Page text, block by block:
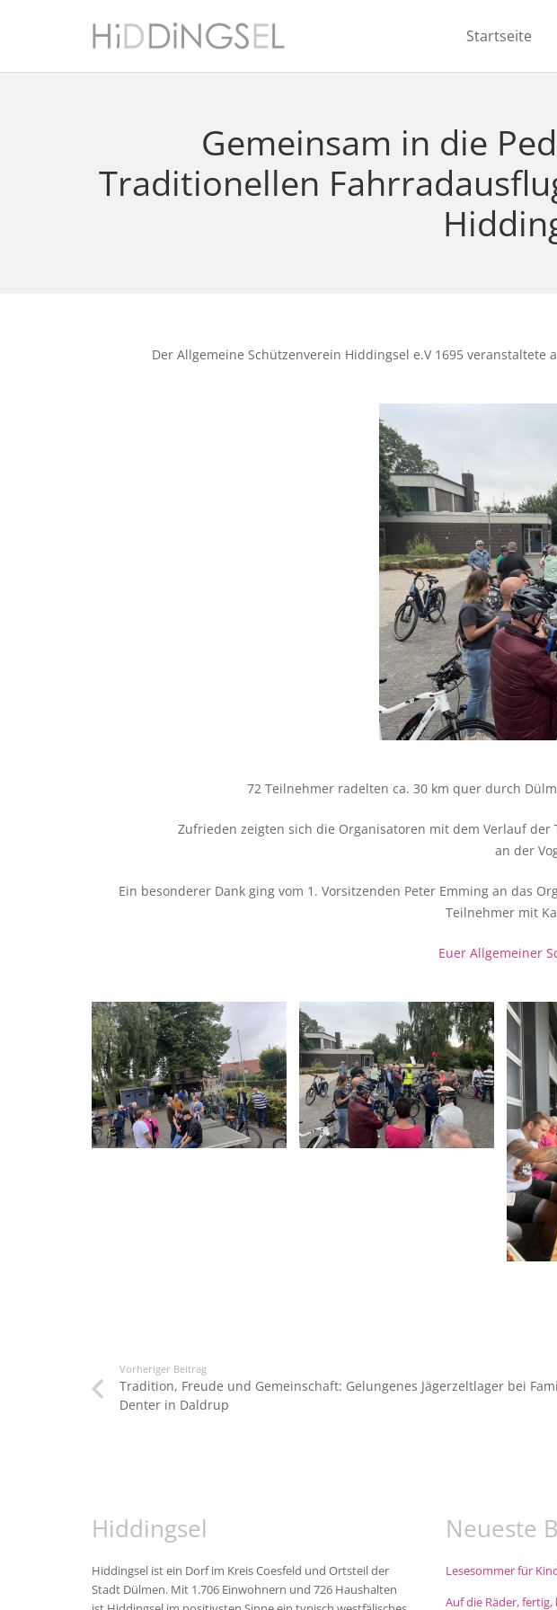
Startseite
Gemeinsam in die
Traditionellen
Der Allgemeine Schützenverein Hiddingsel e.V 1695
72 Teilnehmer radelten ca. 30 km quer durch
Zufrieden zeigten sich die Organisatoren mit dem Verlauf
an der
Ein besonderer Dank ging vom 1. Vorsitzenden Peter Emming an das
Teilnehmer mit
Euer Allgemeiner
Vorheriger Beitrag
Tradition, Freude und Gemeinschaft: Gelungenes Jägerzeltlager bei
Denter in Daldrup
Hiddingsel
Hiddingsel ist ein Dorf im Kreis Coesfeld und Ortsteil der
Stadt Dülmen. Mit 1.706 Einwohnern und 726 Haushalten
Neueste
Lesesommer für
Auf die Räder,